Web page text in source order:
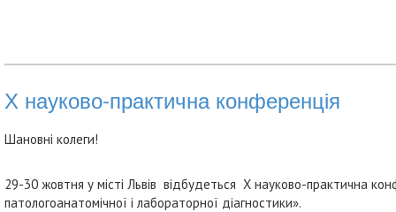
Х науково-практична конференція
Шановні колеги!
29-30 жовтня у місті Львів відбудеться Х науково-практична
патологоанатомічної і лабораторної діагностики».